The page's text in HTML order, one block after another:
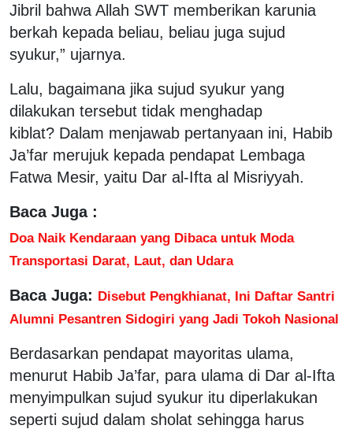
Jibril bahwa Allah SWT memberikan karunia
berkah kepada beliau, beliau juga sujud
syukur,” ujarnya.
Lalu, bagaimana jika sujud syukur yang
dilakukan tersebut tidak menghadap
kiblat? Dalam menjawab pertanyaan ini, Habib
Ja’far merujuk kepada pendapat Lembaga
Fatwa Mesir, yaitu Dar al-Ifta al Misriyyah.
Baca Juga :
Doa Naik Kendaraan yang Dibaca untuk Moda
Transportasi Darat, Laut, dan Udara
Baca Juga: Disebut Pengkhianat, Ini Daftar Santri
Alumni Pesantren Sidogiri yang Jadi Tokoh Nasional
Berdasarkan pendapat mayoritas ulama,
menurut Habib Ja’far, para ulama di Dar al-Ifta
menyimpulkan sujud syukur itu diperlakukan
seperti sujud dalam sholat sehingga harus